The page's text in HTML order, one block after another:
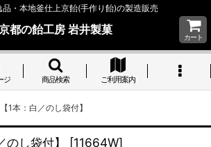
品・本地釜仕上京飴(手作り飴)の製造販売
都の飴工房 岩井製菓
カート
ジ 商品検索 ご利用案内
1本：白／のし袋付】
し袋付】 [11664W]